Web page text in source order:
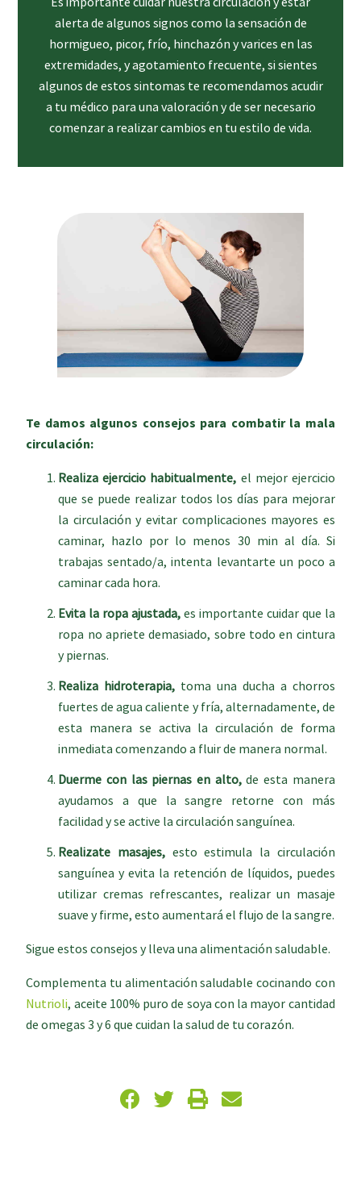
alerta de algunos signos como la sensación de
hormigueo, picor, frío, hinchazón y varices en las
extremidades, y agotamiento frecuente, si sientes
algunos de estos sintomas te recomendamos acudir
a tu médico para una valoración y de ser necesario
comenzar a realizar cambios en tu estilo de vida.
Te damos algunos consejos para combatir la mala
circulación:
Realiza ejercicio habitualmente, el mejor ejercicio
que se puede realizar todos los días para mejorar
la circulación y evitar complicaciones mayores es
caminar, hazlo por lo menos 30 min al día. Si
trabajas sentado/a, intenta levantarte un poco a
caminar cada hora.
Evita la ropa ajustada, es importante cuidar que la
ropa no apriete demasiado, sobre todo en cintura
y piernas.
Realiza hidroterapia, toma una ducha a chorros
fuertes de agua caliente y fría, alternadamente, de
esta manera se activa la circulación de forma
inmediata comenzando a fluir de manera normal.
Duerme con las piernas en alto,de esta manera
ayudamos a que la sangre retorne con más
facilidad y se active la circulación sanguínea.
Realizate masajes, esto estimula la circulación
sanguínea y evita la retención de líquidos, puedes
utilizar cremas refrescantes, realizar un masaje
suave y firme, esto aumentará el flujo de la sangre.
Sigue estos consejos y lleva una alimentación saludable.
Complementa tu alimentación saludable cocinando con
Nutrioli, aceite 100% puro de soya con la mayor cantidad
de omegas 3 y 6 que cuidan la salud de tu corazón.